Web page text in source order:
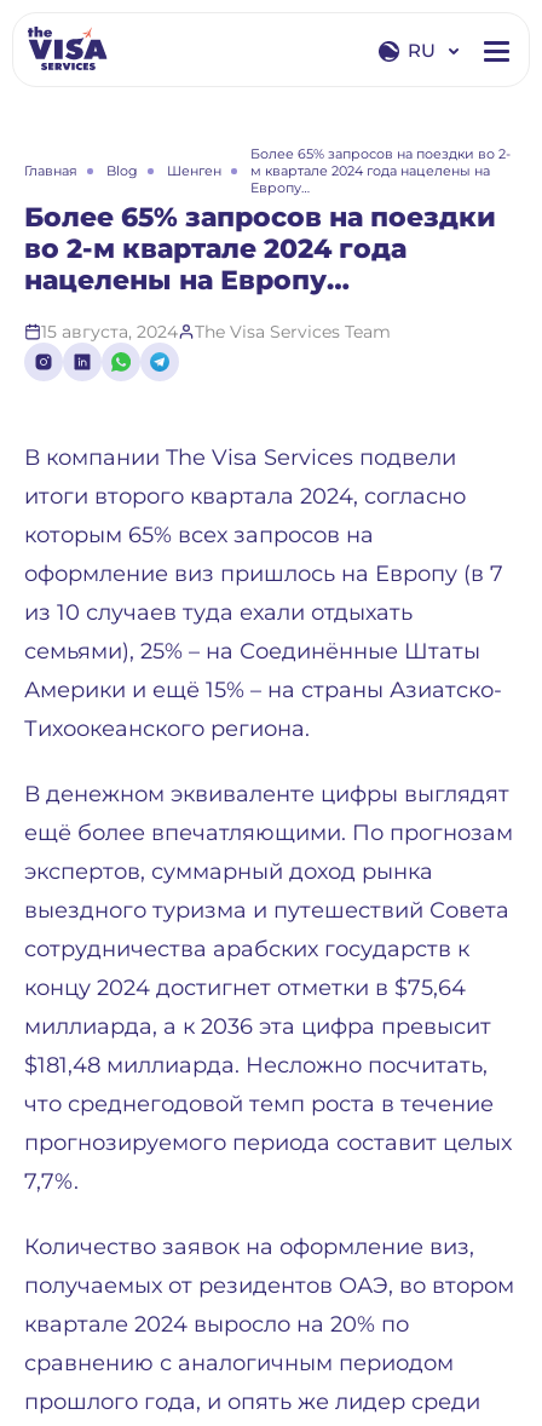
RU
RU
Главная Blog Шенген
Более 65% запросов на поездки во 2-
м квартале 2024 года нацелены на
Европу…
Более 65% запросов на поездки
во 2-м квартале 2024 года
нацелены на Европу…
15 августа, 2024 The Visa Services Team
В компании The Visa Services подвели
итоги второго квартала 2024, согласно
которым 65% всех запросов на
оформление виз пришлось на Европу (в 7
из 10 случаев туда ехали отдыхать
семьями), 25% – на Соединённые Штаты
Америки и ещё 15% – на страны Азиатско-
Тихоокеанского региона.
В денежном эквиваленте цифры выглядят
ещё более впечатляющими. По прогнозам
экспертов, суммарный доход рынка
выездного туризма и путешествий Совета
сотрудничества арабских государств к
концу 2024 достигнет отметки в $75,64
миллиарда, а к 2036 эта цифра превысит
$181,48 миллиарда. Несложно посчитать,
что среднегодовой темп роста в течение
прогнозируемого периода составит целых
7,7%.
Количество заявок на оформление виз,
получаемых от резидентов ОАЭ, во втором
квартале 2024 выросло на 20% по
сравнению с аналогичным периодом
прошлого года, и опять же лидер среди